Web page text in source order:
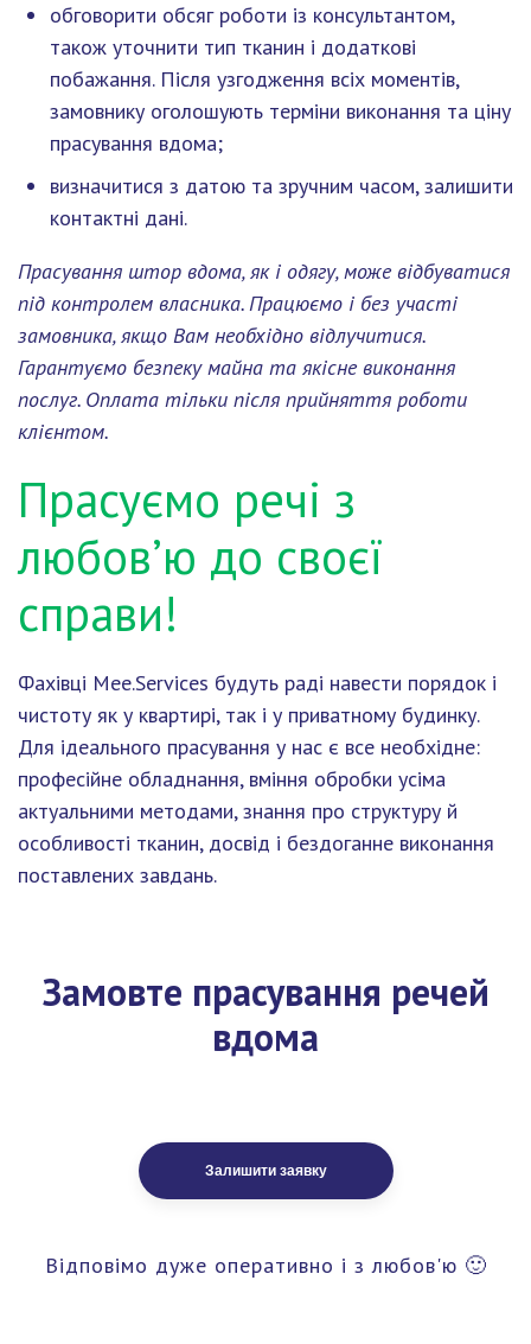
обговорити обсяг роботи із консультантом,
також уточнити тип тканин і додаткові
побажання. Після узгодження всіх моментів,
замовнику оголошують терміни виконання та ціну
прасування вдома;
визначитися з датою та зручним часом, залишити
контактні дані.
Прасування штор вдома, як і одягу, може відбуватися
під контролем власника. Працюємо і без участі
замовника, якщо Вам необхідно відлучитися.
Гарантуємо безпеку майна та якісне виконання
послуг. Оплата тільки після прийняття роботи
клієнтом.
Прасуємо речі з
любов’ю до своєї
справи!
Фахівці Mee.Services будуть раді навести порядок і
чистоту як у квартирі, так і у приватному будинку.
Для ідеального прасування у нас є все необхідне:
професійне обладнання, вміння обробки усіма
актуальними методами, знання про структуру й
особливості тканин, досвід і бездоганне виконання
поставлених завдань.
Замовте прасування речей
вдома
Залишити заявку
Відповімо дуже оперативно і з любов'ю 🙂